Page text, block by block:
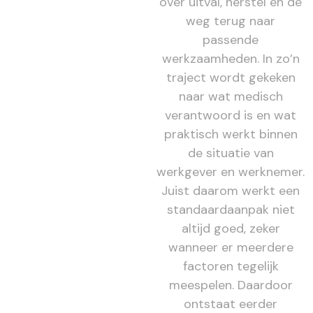
weg terug naar
passende
werkzaamheden. In zo’n
traject wordt gekeken
naar wat medisch
verantwoord is en wat
praktisch werkt binnen
de situatie van
werkgever en werknemer.
Juist daarom werkt een
standaardaanpak niet
altijd goed, zeker
wanneer er meerdere
factoren tegelijk
meespelen. Daardoor
ontstaat eerder